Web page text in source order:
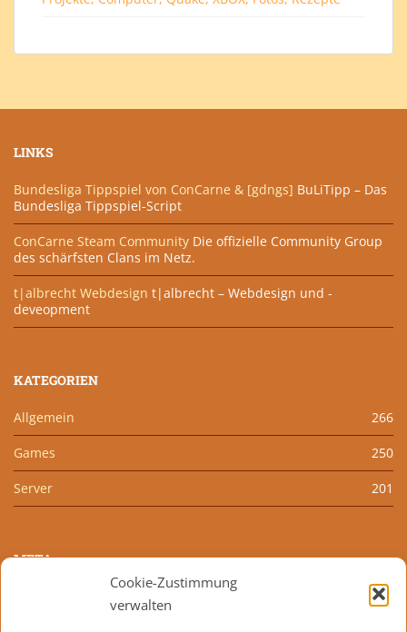
Cookie-Zustimmung
verwalten
LINKS
Bundesliga Tippspiel von ConCarne & [gdngs] BuLiTipp – Das
Bundesliga Tippspiel-Script
ConCarne Steam Community Die offizielle Community Group
des schärfsten Clans im Netz.
t|albrecht Webdesign t|albrecht – Webdesign und -
deveopment
KATEGORIEN
Allgemein 266
Games 250
Server 201
META